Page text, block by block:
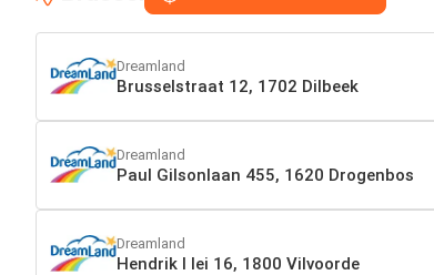
Dreamland
Brusselstraat 12, 1702 Dilbeek
Dreamland
Paul Gilsonlaan 455, 1620 Drogenbos
Dreamland
Hendrik I lei 16, 1800 Vilvoorde